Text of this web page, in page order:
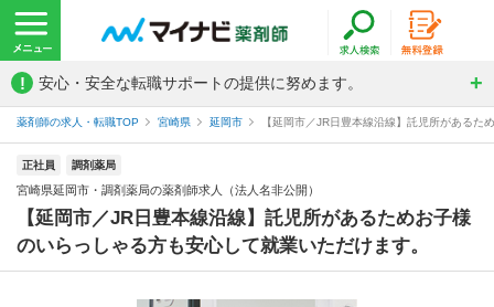
! 安心・安全な転職サポートの提供に努めます。
薬剤師の求人・転職TOP 宮崎県 延岡市 【延岡市／JR日豊本線沿線】託児所がある
正社員 調剤薬局
宮崎県延岡市・調剤薬局の薬剤師求人（法人名非公開）
【延岡市／JR日豊本線沿線】託児所があるためお子様
のいらっしゃる方も安心して就業いただけます。